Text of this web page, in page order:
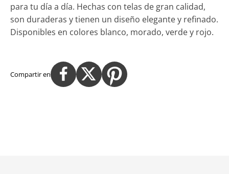
para tu día a día. Hechas con telas de gran calidad,
son duraderas y tienen un diseño elegante y refinado.
Disponibles en colores blanco, morado, verde y rojo.
Compartir en